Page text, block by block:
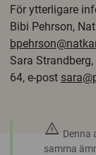
För ytterligare
Bibi Pehrson,
Sara
64, e-post
warning Denna
samma